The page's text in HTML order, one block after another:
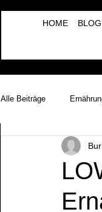
HOME BLOG
Alle Beiträge
Laufinstinkt+®